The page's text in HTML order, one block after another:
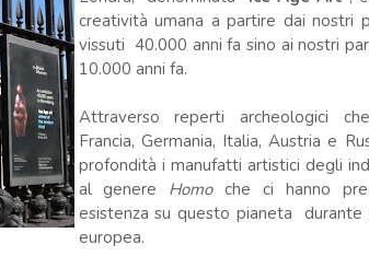
creatività umana a partire dai nostri
vissuti 40.000 anni fa sino ai nostri
10.000 anni fa.
Attraverso reperti archeologici
Francia, Germania, Italia, Austria e
profondità i manufatti artistici degli
al genere Homoche ci hanno
esistenza su questo pianeta durante
europea.